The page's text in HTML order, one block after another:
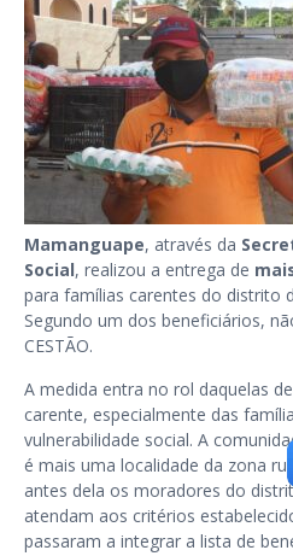
Mamanguape, através da
Social, realizou a entrega de
para famílias carentes do distrito
Segundo um dos beneficiários,
CESTÃO.
A medida entra no rol daquelas
carente, especialmente das
vulnerabilidade social. A
é mais uma localidade da zona
antes dela os moradores do
atendam aos critérios
passaram a integrar a lista de